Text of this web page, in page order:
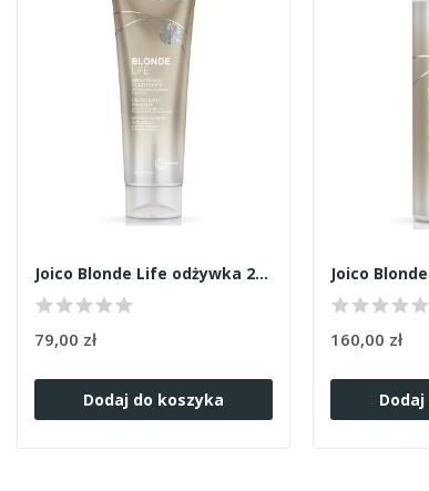
Joico Blonde Life odżywka 250ml
79,00 zł
Dodaj do koszyka
160,00 zł